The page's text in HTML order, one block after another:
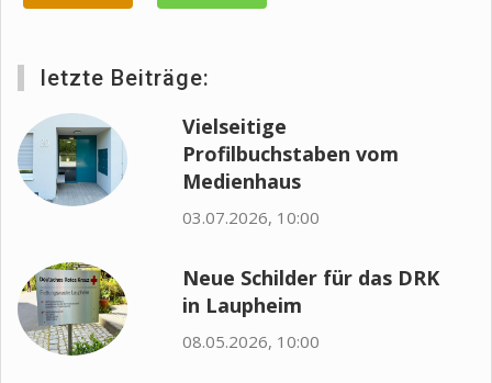
letzte Beiträge:
Vielseitige
Profilbuchstaben vom
Medienhaus
03.07.2026, 10:00
Neue Schilder für das DRK
in Laupheim
08.05.2026, 10:00